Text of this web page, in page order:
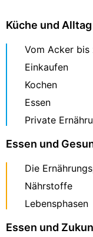
Küche und Alltag
Vom Acker bis
Einkaufen
Kochen
Essen
Private
Essen und
Die
Nährstoffe
Lebensphasen
Essen und